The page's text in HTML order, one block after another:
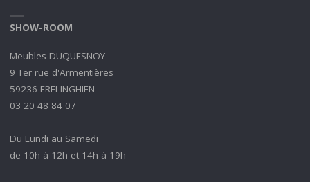
SHOW-ROOM
Meubles DUQUESNOY
9 Ter rue d'Armentières
59236 FRELINGHIEN
03 20 48 84 07
Du Lundi au Samedi
de 10h à 12h et 14h à 19h